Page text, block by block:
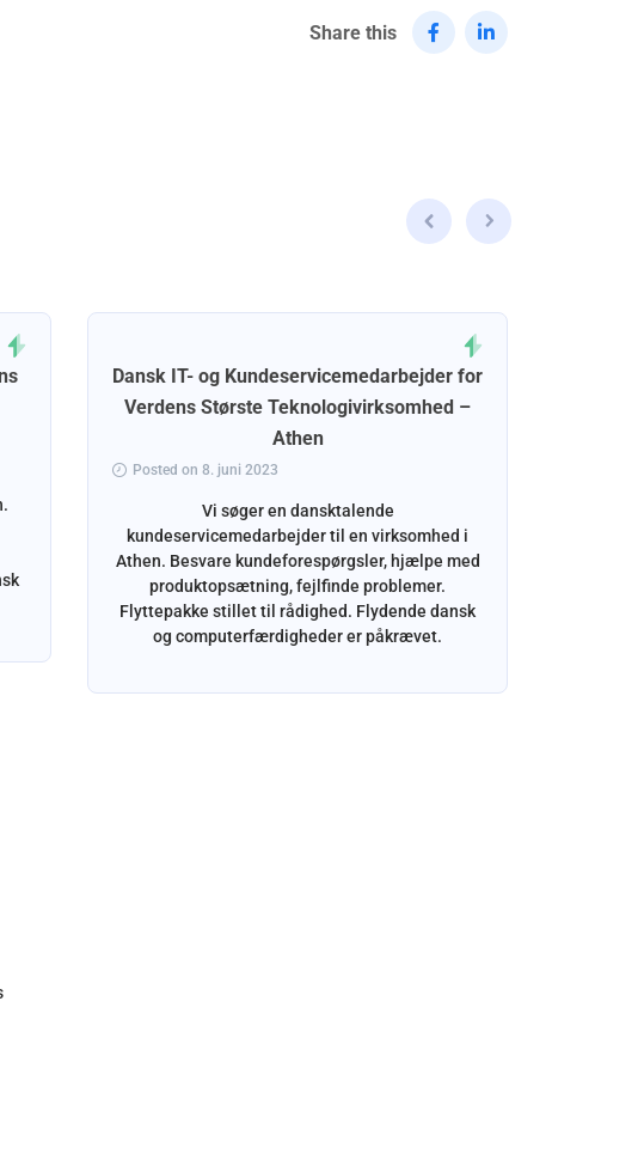
Share this
Dansk IT- og Kundeservicemedarbejder for
Verdens Største Teknologivirksomhed –
Athen
Posted on 8. juni 2023
Vi søger en dansktalende
kundeservicemedarbejder til en virksomhed i
Athen. Besvare kundeforespørgsler, hjælpe med
produktopsætning, fejlfinde problemer.
Flyttepakke stillet til rådighed. Flydende dansk
og computerfærdigheder er påkrævet.